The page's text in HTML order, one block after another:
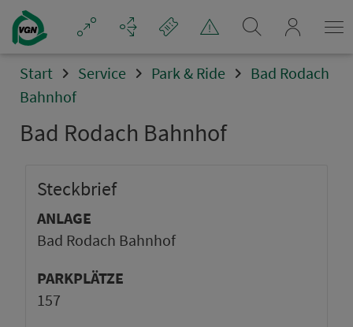
Start
Service Park & Ride
Bad Rodach
Bahnhof
Bad Rodach Bahn­hof
Steck­brief
ANLAGE
Bad Rodach Bahn­hof
PARKPLÄTZE
157